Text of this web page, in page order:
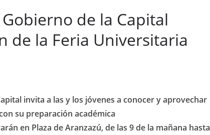
de la Capital
de la Feria Universitaria
invita a las y los jóvenes a conocer y aprovechar
su preparación académica
en Plaza de Aranzazú, de las 9 de la mañana hasta